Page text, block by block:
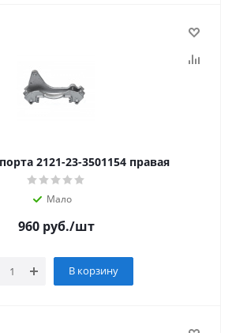
2121-23-3501154 правая
Мало
960руб./шт
В корзину